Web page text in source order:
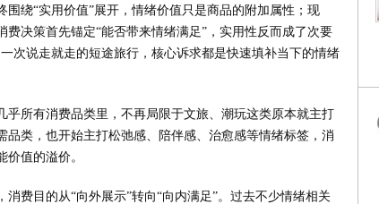
绕“实用价值”展开，情绪价值只是商品的附加属性；现
决策首先锚定“能否带来情绪满足”，实用性反而成了次要
次说走就走的短途旅行，核心诉求都是快速填补当下的情绪
乎所有消费品类里，不再局限于文旅、潮玩这类原本就主打
类，也开始主打松弛感、陪伴感、治愈感等情绪标签，消
值的溢价。
费目的从“向外展示”转向“向内满足”。过去不少情绪相关